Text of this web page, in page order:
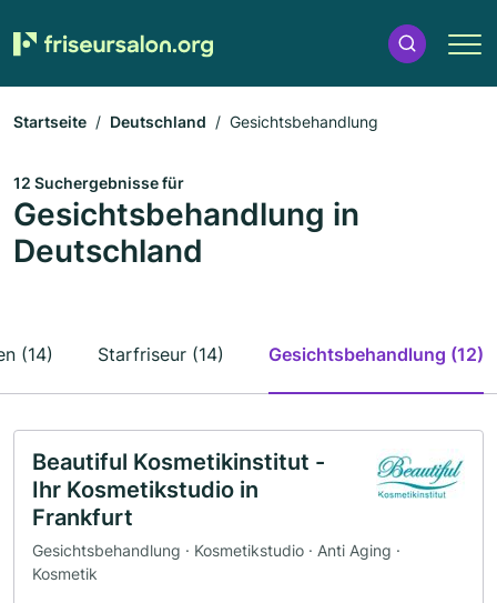
Startseite Deutschland Gesichtsbehandlung
12 Suchergebnisse für
Gesichtsbehandlung in
Deutschland
(14) Starfriseur (14) Gesichtsbehandlung (12)
Beautiful Kosmetikinstitut -
Ihr Kosmetikstudio in
Frankfurt
Gesichtsbehandlung · Kosmetikstudio · Anti Aging ·
Kosmetik